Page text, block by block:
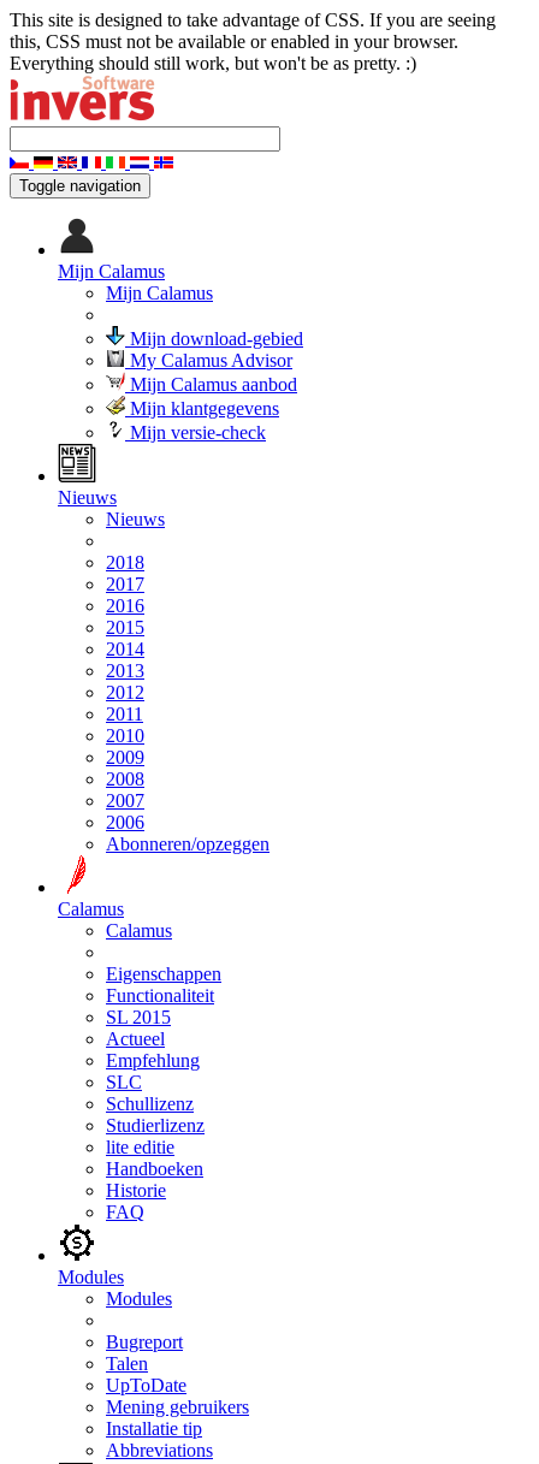
This site is designed to take advantage of CSS. If you are seeing
this, CSS must not be available or enabled in your browser.
Everything should still work, but won't be as pretty. :)
Toggle navigation
Mijn Calamus
Mijn Calamus
Mijn download-gebied
My Calamus Advisor
Mijn Calamus aanbod
Mijn klantgegevens
Mijn versie-check
Nieuws
Nieuws
2018
2017
2016
2015
2014
2013
2012
2011
2010
2009
2008
2007
2006
Abonneren/opzeggen
Calamus
Calamus
Eigenschappen
Functionaliteit
SL 2015
Actueel
Empfehlung
SLC
Schullizenz
Studierlizenz
lite editie
Handboeken
Historie
FAQ
Modules
Modules
Bugreport
Talen
UpToDate
Mening gebruikers
Installatie tip
Abbreviations